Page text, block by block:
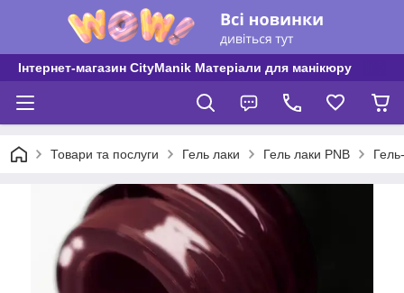
Інтернет-магазин CityManik Матеріали для манікюру
Товари та послуги Гель лаки Гель лаки PNB